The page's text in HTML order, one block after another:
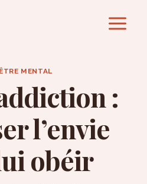
MENTAL
:
l’envie
obéir